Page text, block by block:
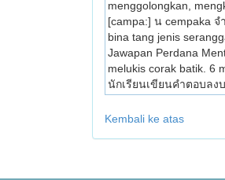
menggolongkan,
[campa:] น cempaka
bina­ tang jenis
Jawapan Perdana
melukis corak batik. 6
นักเรียนเขียนคำตอบลง
Kembali ke atas